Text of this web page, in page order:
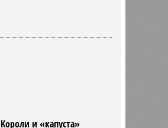
Kороли и «капуста»